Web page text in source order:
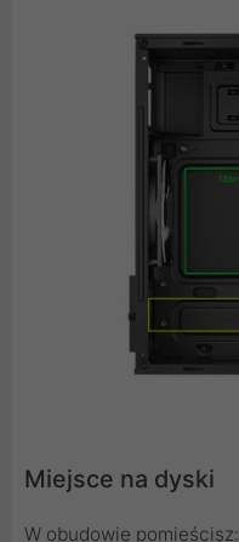
Miejsce na dyski
W obudowie pomieścisz: